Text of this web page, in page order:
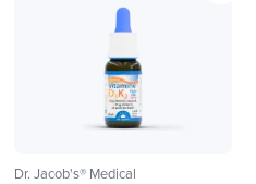
Dr. Jacob's® Medical